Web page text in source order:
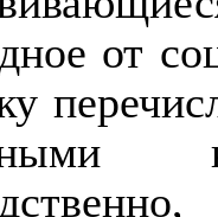
от